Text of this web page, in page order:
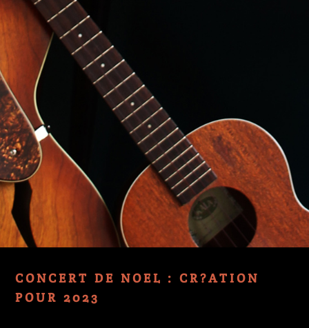
CONCERT DE NOEL : CR?ATION
POUR 2023